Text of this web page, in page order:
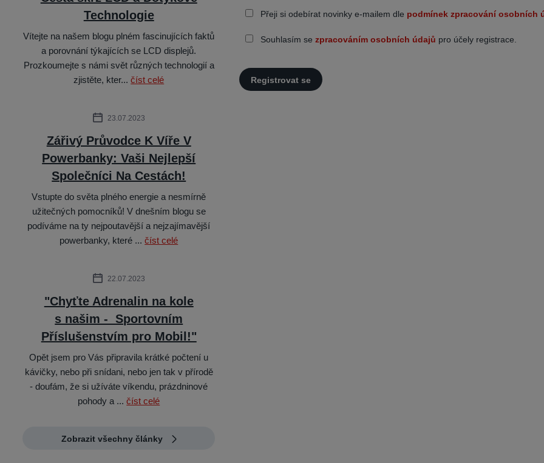
Technologie
Vítejte na našem blogu plném fascinujících faktů
a porovnání týkajících se LCD displejů.
Prozkoumejte s námi svět různých technologií a
zjistěte, kter...číst celé
23.07.2023
Zářivý Průvodce K Víře V
Powerbanky: Vaši Nejlepší
Společníci Na Cestách!
Vstupte do světa plného energie a nesmírně
užitečných pomocníků! V dnešním blogu se
podíváme na ty nejpoutavější a nejzajímavější
powerbanky, které ...číst celé
22.07.2023
"Chyťte Adrenalin na kole
s našim - Sportovním
Příslušenstvím pro Mobil!"
Opět jsem pro Vás připravila krátké počtení u
kávičky, nebo při snídani, nebo jen tak v přírodě
- doufám, že si užíváte víkendu, prázdninové
pohody a ...číst celé
Zobrazit všechny články
Přeji si odebírat novinky e-mailem dle podmínek zpracování osobních
Souhlasím sezpracováním osobních údajů pro účely registrace.
Registrovat se